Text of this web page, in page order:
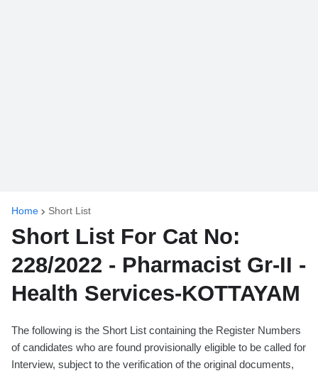
Home Short List
Short List For Cat No:
228/2022 - Pharmacist Gr-II -
Health Services-KOTTAYAM
The following is the Short List containing the Register Numbers
of candidates who are found provisionally eligible to be called for
Interview, subject to the verification of the original documents,